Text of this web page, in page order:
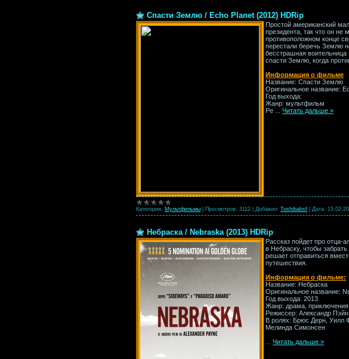
Спасти Землю / Echo Planet (2012) HDRip
Простой американский
президента, так что он не
противоположном конце
перестали беречь Землю
бесстрашная
cпасти Землю, когда
Информация о фильме
Название: Спасти Землю
Оригинальное название:
Год выхода:
Жанр: мультфильм
Ре
Читать дальше »
Категория: Мультфильмы Просмотров: 3112 Добавил: Toshibabsf Дата:
Небраска / Nebraska (2013) HDRip
Рассказ пойдет про отца-
в Небраску, чтобы
решает отправиться
путешествия.
Информация о фильме:
Название: Небраска
Оригинальное название:
Год выхода: 2013
Жанр: драма, приключения
Режиссер: Александр Пэйн
В ролях: Брюс Дерн, Уилл
Мелинда Симонсен
Читать дальше »